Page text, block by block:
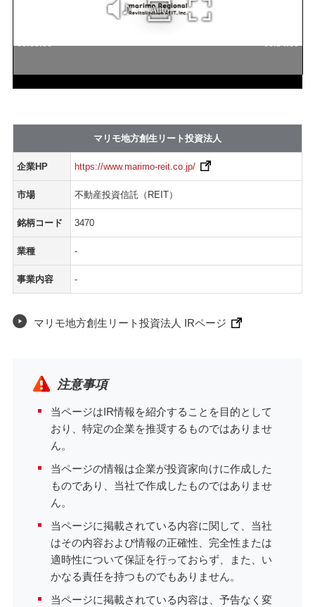
マリモ地方創生リート投資法人
企業HP https://www.marimo-reit.co.jp/
市場 不動産投資信託（REIT）
銘柄コード 3470
業種 -
事業内容 -
マリモ地方創生リート投資法人 IRページ
注意事項
当ページはIR情報を紹介することを目的として
おり、特定の企業を推奨するものではありませ
ん。
当ページの情報は企業が投資家向けに作成した
ものであり、当社で作成したものではありませ
ん。
当ページに掲載されている内容に関して、当社
はその内容および情報の正確性、完全性または
適時性について保証を行っておらず、また、い
かなる責任を持つものでもありません。
当ページに掲載されている内容は、予告なく変